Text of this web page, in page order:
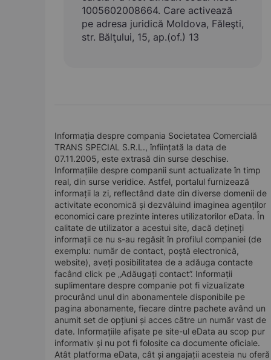
1005602008664. Care activează
pe adresa juridică Moldova, Făleşti,
str. Bălţului, 15, ap.(of.) 13
Informația despre compania Societatea Comercială
TRANS SPECIAL S.R.L., înființată la data de
07.11.2005, este extrasă din surse deschise.
Informațiile despre companii sunt actualizate în timp
real, din surse veridice. Astfel, portalul furnizează
informații la zi, reflectând date din diverse domenii de
activitate economică și dezvăluind imaginea agenților
economici care prezinte interes utilizatorilor eData. În
calitate de utilizator a acestui site, dacă dețineți
informații ce nu s-au regăsit în profilul companiei (de
exemplu: număr de contact, poștă electronică,
website), aveți posibilitatea de a adăuga contacte
facând click pe „Adăugați contact”. Informații
suplimentare despre companie pot fi vizualizate
procurând unul din abonamentele disponibile pe
pagina abonamente, fiecare dintre pachete având un
anumit set de opțiuni și acces către un număr vast de
date. Informațiile afișate pe site-ul eData au scop pur
informativ și nu pot fi folosite ca documente oficiale.
Atât platforma eData, cât și angajații acesteia nu oferă